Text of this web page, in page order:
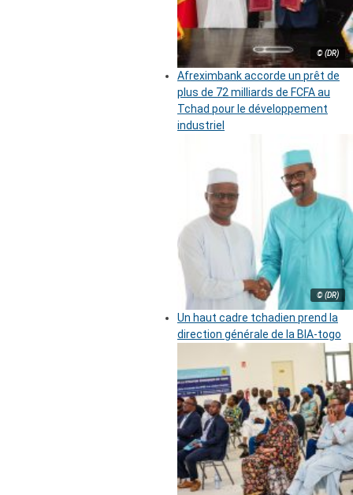
© (DR)
Afreximbank accorde un prêt de
plus de 72 milliards de FCFA au
Tchad pour le développement
industriel
© (DR)
Un haut cadre tchadien prend la
direction générale de la BIA-togo